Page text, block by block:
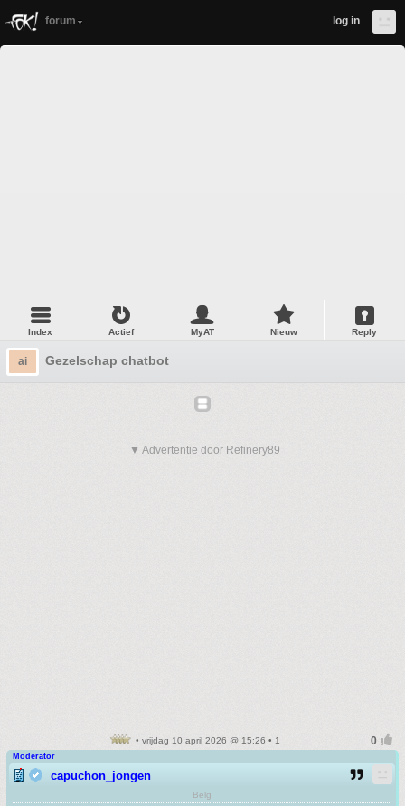
forum log in
Index Actief MyAT Nieuw Reply
ai Gezelschap chatbot
▼ Advertentie door Refinery89
• vrijdag 10 april 2026 @ 15:26 • 1
Moderator
capuchon_jongen
Belg